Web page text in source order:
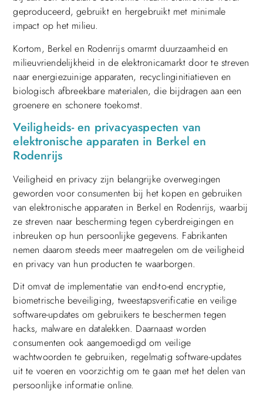
geproduceerd, gebruikt en hergebruikt met minimale
impact op het milieu.
Kortom, Berkel en Rodenrijs omarmt duurzaamheid en
milieuvriendelijkheid in de elektronicamarkt door te streven
naar energiezuinige apparaten, recyclinginitiatieven en
biologisch afbreekbare materialen, die bijdragen aan een
groenere en schonere toekomst.
Veiligheids- en privacyaspecten van
elektronische apparaten in Berkel en
Rodenrijs
Veiligheid en privacy zijn belangrijke overwegingen
geworden voor consumenten bij het kopen en gebruiken
van elektronische apparaten in Berkel en Rodenrijs, waarbij
ze streven naar bescherming tegen cyberdreigingen en
inbreuken op hun persoonlijke gegevens. Fabrikanten
nemen daarom steeds meer maatregelen om de veiligheid
en privacy van hun producten te waarborgen.
Dit omvat de implementatie van end-to-end encryptie,
biometrische beveiliging, tweestapsverificatie en veilige
software-updates om gebruikers te beschermen tegen
hacks, malware en datalekken. Daarnaast worden
consumenten ook aangemoedigd om veilige
wachtwoorden te gebruiken, regelmatig software-updates
uit te voeren en voorzichtig om te gaan met het delen van
persoonlijke informatie online.